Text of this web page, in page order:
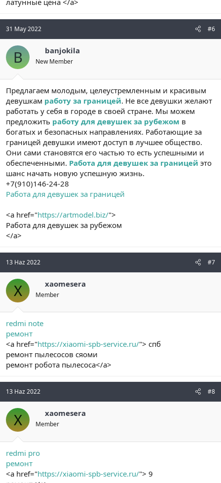
латунные цена </a>
31 May 2022 #6
B banjokila
New Member
Предлагаем молодым, целеустремленным и красивым
девушкам работу за границей. Не все девушки желают
работать у себя в городе в своей стране. Мы можем
предложить работу для девушек за рубежом в
богатых и безопасных направлениях. Работающие за
границей девушки имеют доступ в лучшее общество.
Они сами становятся его частью то есть успешными и
обеспеченными. Работа для девушек за границей это
шанс начать новую успешную жизнь.
+7(910)146-24-28
Работа для девушек за границей
<a href="https://artmodel.biz/">
Работа для девушек за рубежом
</a>
13 Haz 2022 #7
X xaomesera
Member
redmi note
ремонт
<a href="https://xiaomi-spb-service.ru/"> спб
ремонт пылесосов сяоми
ремонт робота пылесоса</a>
13 Haz 2022 #8
X xaomesera
Member
redmi pro
ремонт
<a href="https://xiaomi-spb-service.ru/"> 9